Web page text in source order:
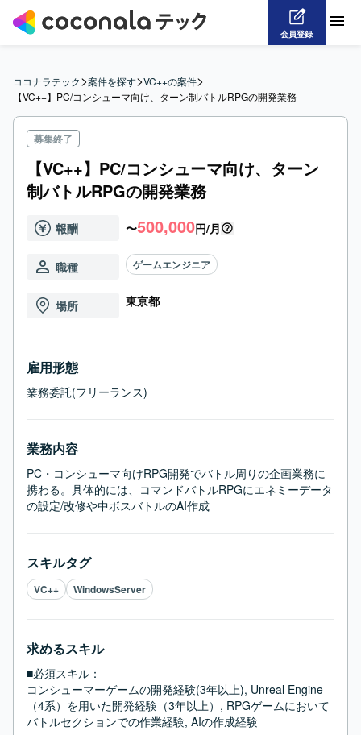
会員登録
ココナラテック>案件を探す>VC++の案件>
【VC++】PC/コンシューマ向け、ターン制バトルRPGの開発業務
募集終了
【VC++】PC/コンシューマ向け、ターン
制バトルRPGの開発業務
報酬 〜500,000円/月
職種 ゲームエンジニア
場所 東京都
雇用形態
業務委託(フリーランス)
業務内容
PC・コンシューマ向けRPG開発でバトル周りの企画業務に
携わる。具体的には、コマンドバトルRPGにエネミーデータ
の設定/改修や中ボスバトルのAI作成
スキルタグ
VC++ WindowsServer
求めるスキル
■必須スキル：
コンシューマーゲームの開発経験(3年以上), Unreal Engine
（4系）を用いた開発経験（3年以上）, RPGゲームにおいて
バトルセクションでの作業経験, AIの作成経験